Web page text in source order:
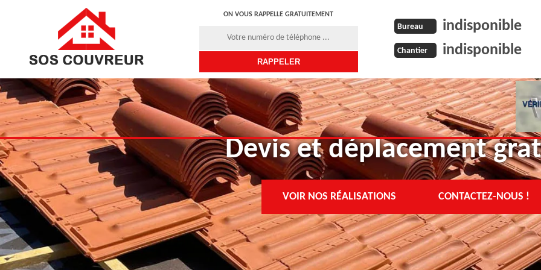
ON VOUS RAPPELLE GRATUITEMENT
Bureau indisponible
Chantier indisponible
Devis et déplacement
VOIR NOS RÉALISATIONS CONTACTEZ-NOUS !